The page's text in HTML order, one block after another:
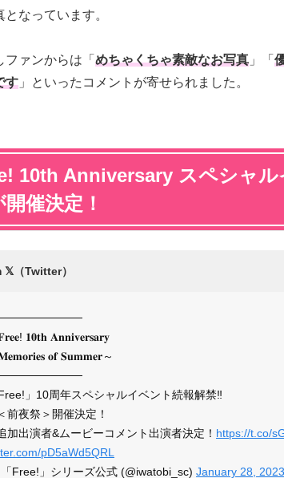
なっています。
ァンからは「 めちゃくちゃ素敵なお写真 」「
す 」といったコメントが寄せられました。
10th Anniversary スペシャ
催決定！
𝟏𝟎𝐭𝐡 𝐀𝐧𝐧𝐢𝐯𝐞𝐫𝐬𝐚𝐫𝐲
𝐨𝐟 𝐒𝐮𝐦𝐦𝐞𝐫～
Free!」10周年スペシャルイベント続報解禁‼️
前夜祭＞開催決定！
加出演者&ムービーコメント出演者決定！ https://t.co/
pD5aWd5QRL
Free!」シリーズ公式 (@iwatobi_sc) January 28, 2023